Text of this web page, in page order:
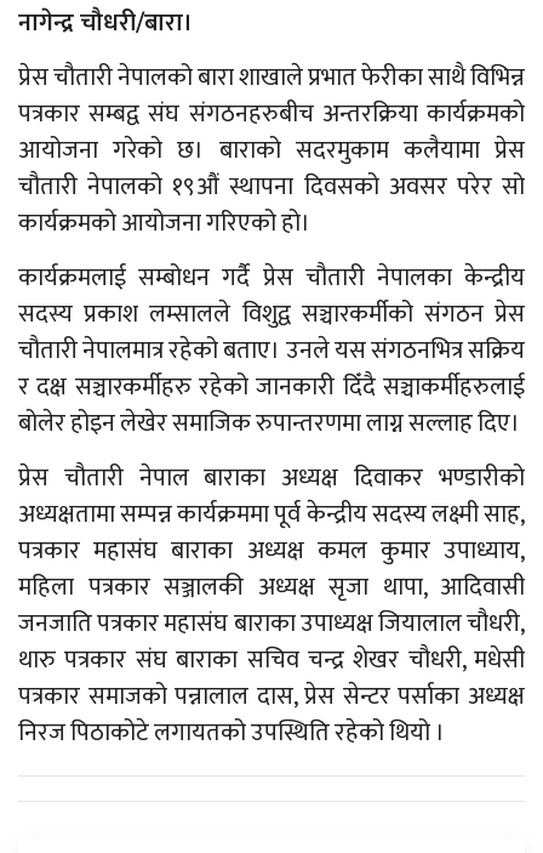
नागेन्द्र चौधरी/बारा।
प्रेस चौतारी नेपालको बारा शाखाले प्रभात फेरीका साथै विभिन्न
पत्रकार सम्बद्व संघ संगठनहरुबीच अन्तरक्रिया कार्यक्रमको
आयोजना गरेको छ। बाराको सदरमुकाम कलैयामा प्रेस
चौतारी नेपालको १९औं स्थापना दिवसको अवसर परेर सो
कार्यक्रमको आयोजना गरिएको हो।
कार्यक्रमलाई सम्बोधन गर्दै प्रेस चौतारी नेपालका केन्द्रीय
सदस्य प्रकाश लम्सालले विशुद्व सञ्चारकर्मीको संगठन प्रेस
चौतारी नेपालमात्र रहेको बताए। उनले यस संगठनभित्र सक्रिय
र दक्ष सञ्चारकर्मीहरु रहेको जानकारी दिँदै सञ्चाकर्मीहरुलाई
बोलेर होइन लेखेर समाजिक रुपान्तरणमा लाग्न सल्लाह दिए।
प्रेस चौतारी नेपाल बाराका अध्यक्ष दिवाकर भण्डारीको
अध्यक्षतामा सम्पन्न कार्यक्रममा पूर्व केन्द्रीय सदस्य लक्ष्मी साह,
पत्रकार महासंघ बाराका अध्यक्ष कमल कुमार उपाध्याय,
महिला पत्रकार सञ्जालकी अध्यक्ष सृजा थापा, आदिवासी
जनजाति पत्रकार महासंघ बाराका उपाध्यक्ष जियालाल चौधरी,
थारु पत्रकार संघ बाराका सचिव चन्द्र शेखर चौधरी, मधेसी
पत्रकार समाजको पन्नालाल दास, प्रेस सेन्टर पर्साका अध्यक्ष
निरज पिठाकोटे लगायतको उपस्थिति रहेको थियो ।